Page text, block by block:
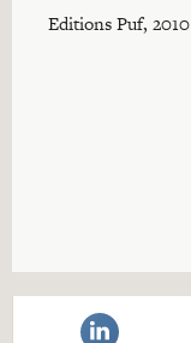
Recherches
Editions Puf, 2010